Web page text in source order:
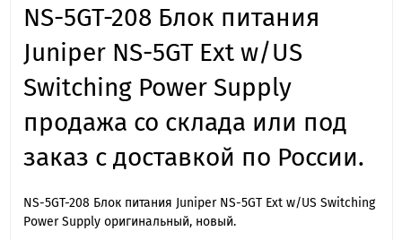
NS-5GT-208 Блок питания
Juniper NS-5GT Ext w/US
Switching Power Supply
продажа со склада или под
заказ с доставкой по России.
NS-5GT-208 Блок питания Juniper NS-5GT Ext w/US Switching
Power Supply оригинальный, новый.